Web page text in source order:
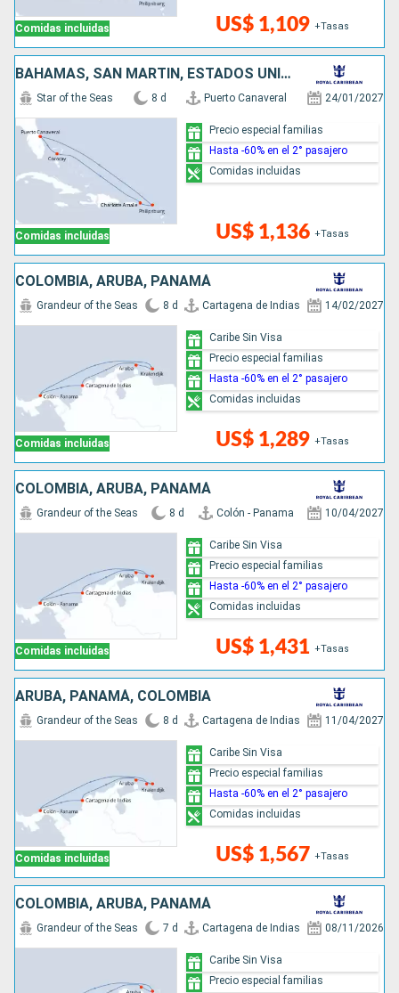
Comidas incluidas US$ 1,109 +Tasas
BAHAMAS, SAN MARTÍN, ESTADOS UNIDOS
Comidas incluidas
Star of the Seas 8 d Puerto Canaveral 24/01/2027
US$ 1,136 +Tasas
Precio especial familias
Hasta -60% en el 2° pasajero
Comidas incluidas
COLOMBIA, ARUBA, PANAMÁ
Comidas incluidas
Grandeur of the Seas 8 d Cartagena de Indias 14/02/2027
US$ 1,289 +Tasas
Caribe Sin Visa
Precio especial familias
Hasta -60% en el 2° pasajero
Comidas incluidas
COLOMBIA, ARUBA, PANAMÁ
Comidas incluidas
Grandeur of the Seas 8 d Colón - Panama 10/04/2027
US$ 1,431 +Tasas
Caribe Sin Visa
Precio especial familias
Hasta -60% en el 2° pasajero
Comidas incluidas
ARUBA, PANAMÁ, COLOMBIA
Comidas incluidas
Grandeur of the Seas 8 d Cartagena de Indias 11/04/2027
US$ 1,567 +Tasas
Caribe Sin Visa
Precio especial familias
Hasta -60% en el 2° pasajero
Comidas incluidas
COLOMBIA, ARUBA, PANAMÁ
Grandeur of the Seas 7 d Cartagena de Indias 08/11/2026
Caribe Sin Visa
Precio especial familias